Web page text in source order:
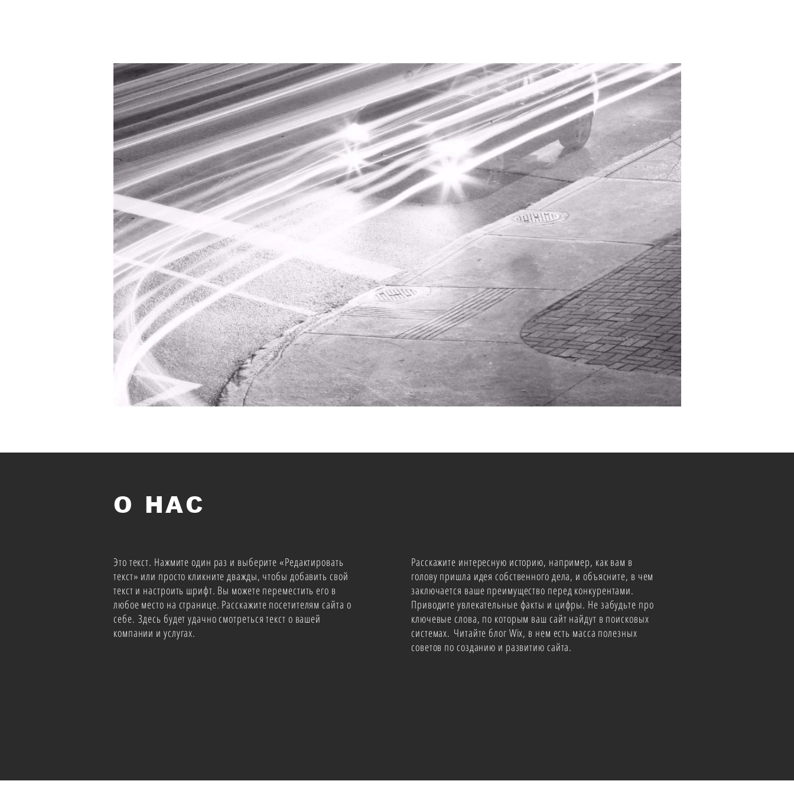
О НАС
Это текст. Нажмите один раз и выберите «Редактировать
текст» или просто кликните дважды, чтобы добавить свой
текст и настроить шрифт. Вы можете переместить его в
любое место на странице. Расскажите посетителям сайта о
себе. Здесь будет удачно смотреться текст о вашей
компании и услугах.
Расскажите интересную историю, например, как вам в
голову пришла идея собственного дела, и объясните, в чем
заключается ваше преимущество перед конкурентами.
Приводите увлекательные факты и цифры. Не забудьте про
ключевые слова, по которым ваш сайт найдут в поисковых
системах. Читайте блог Wix, в нем есть масса полезных
советов по созданию и развитию сайта.